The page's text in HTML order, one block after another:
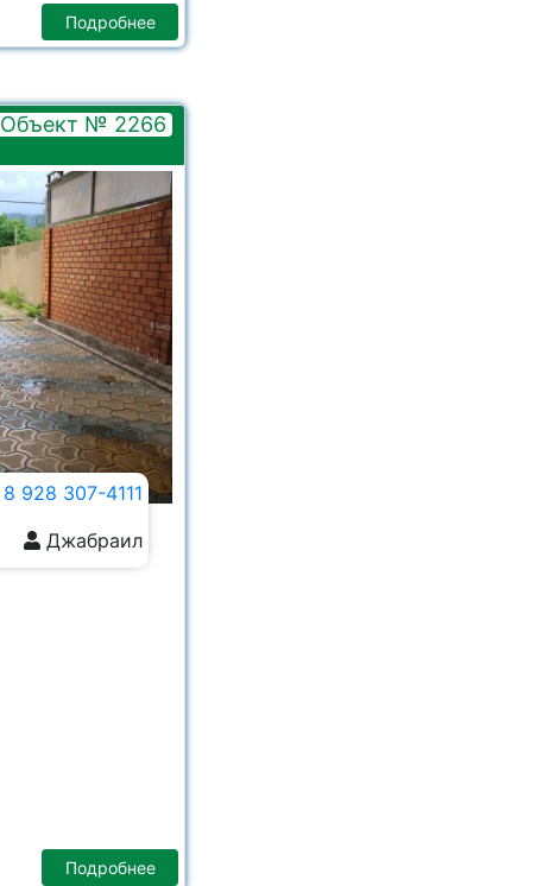
Подробнее
Объект № 2266
8 928 307-4111
Джабраил
Подробнее